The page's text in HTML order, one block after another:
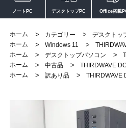
ノートPC デスクトップPC Office搭載
ホーム > カテゴリー > デスクトッ
ホーム
> Windows 11 >
ホーム
> デスクトップパソコン >
ホーム
> 中古品 >
THIRDWAVE
ホーム
> 訳あり品 > THIRDWAVE